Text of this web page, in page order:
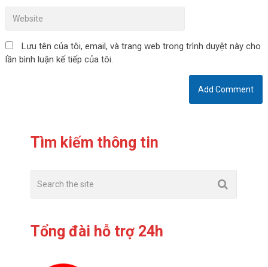
Lưu tên của tôi, email, và trang web trong trình duyệt này cho
lần bình luận kế tiếp của tôi.
Tìm kiếm thông tin
Tổng đài hỗ trợ 24h